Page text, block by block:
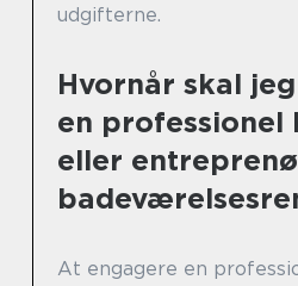
udgifterne.
Hvornår skal
en professionel
eller
At engagere en